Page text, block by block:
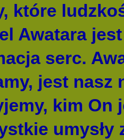
które
Awatara
serc.
jest nasz
kim On
umysły